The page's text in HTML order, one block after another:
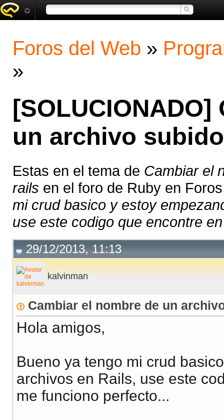
Foros del Web »
»
un archivo
Estas en el tema de Cambiar el
rails en el foro de Ruby en
mi crud basico y estoy
use este codigo que encontre
29/12/2013, 11:13
kalvinman
Cambiar el nombre de un
Hola amigos,
Bueno ya tengo mi crud
archivos en Rails, use este
me funciono perfecto...